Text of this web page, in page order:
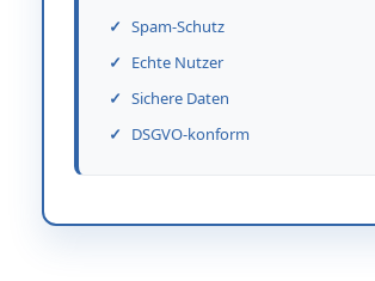
Spam-Schutz
Echte Nutzer
Sichere Daten
DSGVO-konform